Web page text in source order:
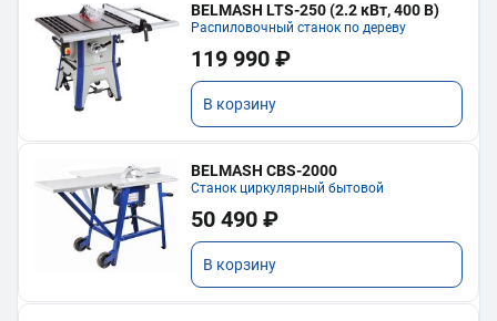
BELMASH LTS-250 (2.2 кВт, 400 В)
Распиловочный станок по дереву
119 990 ₽
В корзину
BELMASH CBS-2000
Станок циркулярный бытовой
50 490 ₽
В корзину